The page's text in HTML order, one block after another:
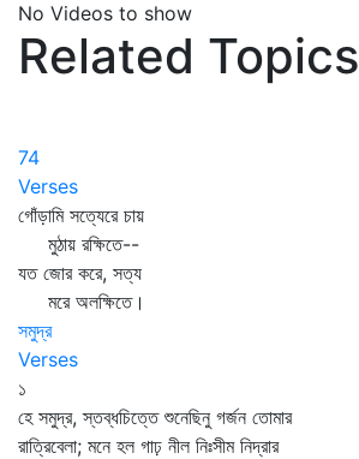
No Videos to show
Related Topics
74
Verses
গোঁড়ামি সত্যেরে চায়
মুঠায় রক্ষিতে--
যত জোর করে, সত্য
মরে অলক্ষিতে।
সমুদ্র
Verses
১
হে সমুদ্র, স্তব্ধচিত্তে শুনেছিনু গর্জন তোমার
রাত্রিবেলা; মনে হল গাঢ় নীল নিঃসীম নিদ্রার